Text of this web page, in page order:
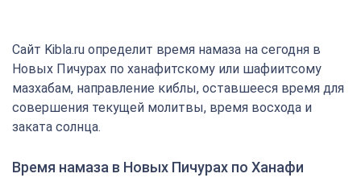
Сайт Kibla.ru определит время намаза на сегодня в
Новых Пичурах по ханафитскому или шафиитсому
мазхабам, направление киблы, оставшееся время для
совершения текущей молитвы, время восхода и
заката солнца.
Время намаза в Новых Пичурах по Ханафи